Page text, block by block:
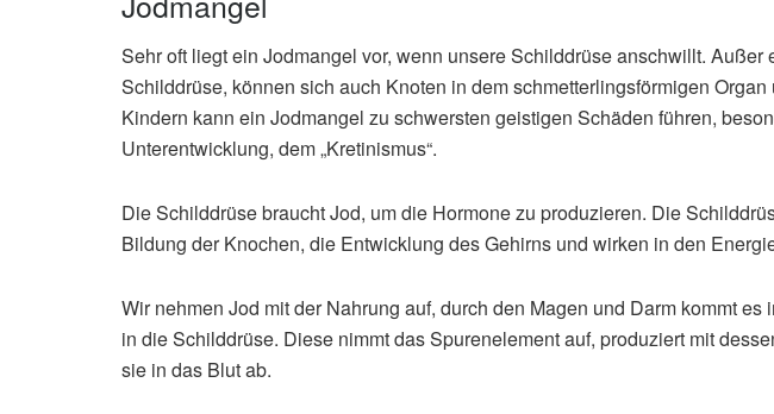
Sehr oft liegt ein Jodmangel vor, wenn unsere Schilddrüse anschwillt. Außer
Schilddrüse, können sich auch Knoten in dem schmetterlingsförmigen
Kindern kann ein Jodmangel zu schwersten geistigen Schäden führen,
Unterentwicklung, dem „Kretinismus“.
Die Schilddrüse braucht Jod, um die Hormone zu produzieren. Die
Bildung der Knochen, die Entwicklung des Gehirns und wirken in den
Wir nehmen Jod mit der Nahrung auf, durch den Magen und Darm kommt es
in die Schilddrüse. Diese nimmt das Spurenelement auf, produziert mit
sie in das Blut ab.